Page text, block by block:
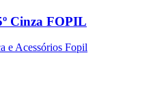
Cinza FOPIL
e Acessórios Fopil